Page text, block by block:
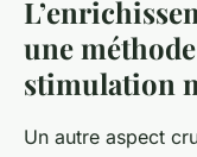
une
stimulation
Un autre aspect